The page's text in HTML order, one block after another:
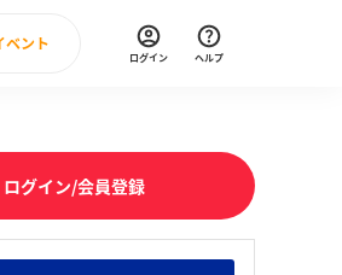
ベント
直近のイベント一覧
ログイン ヘルプ
ログイン/会員登録